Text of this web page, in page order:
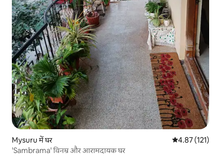
Mysuru में घर औसत रेटिंग 5 में से
4.87 (121)
'Sambrama' विनम्र और आरामदायक घर